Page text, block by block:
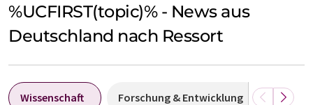
%UCFIRST(topic)% - News aus
Deutschland nach Ressort
Wissenschaft Forschung & Entwicklung